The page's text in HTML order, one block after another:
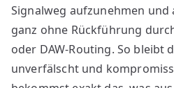
Signalweg aufzunehmen und
ganz ohne Rückführung
oder DAW-Routing. So bleibt
unverfälscht und